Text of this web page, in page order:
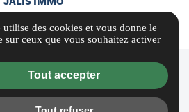
utilise des cookies et vous donne le
sur ceux que vous souhaitez activer
Tout accepter